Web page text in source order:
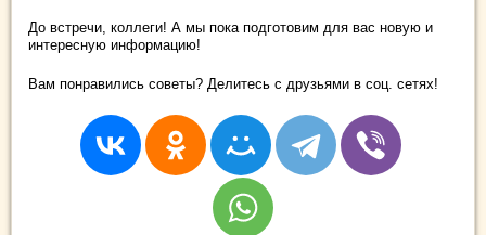
До встречи, коллеги! А мы пока подготовим для вас новую и
интересную информацию!
Вам понравились советы? Делитесь с друзьями в соц. сетях!